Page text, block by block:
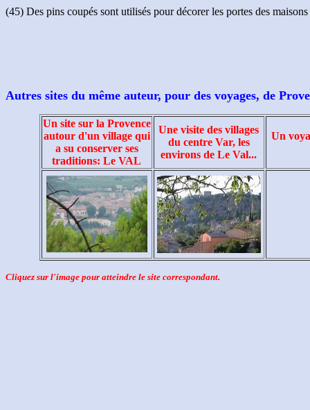
(45) Des pins coupés sont utilisés pour décorer les portes des
Autres sites du même auteur, pour des voyages, de
Un site sur la Provence
autour d'un village qui
a su conserver ses
traditions: Le VAL
Une visite des villages
du centre Var, les
environs de Le Val...
Un
Cliquez sur l'image pour atteindre le site correspondant.